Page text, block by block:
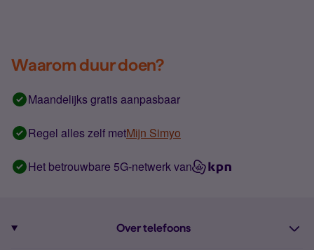
Waarom duur doen?
Maandelijks gratis aanpasbaar
Regel alles zelf metMijn Simyo
Het betrouwbare 5G-netwerk van
Over telefoons